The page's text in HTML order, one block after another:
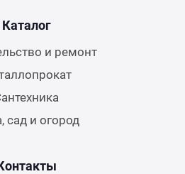
Каталог
и ремонт
сад и огород